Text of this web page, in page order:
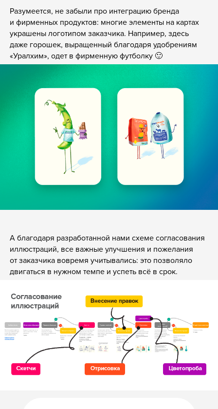
Разумеется, не забыли про интеграцию бренда
и фирменных продуктов: многие элементы на картах
украшены логотипом заказчика. Например, здесь
даже горошек, выращенный благодаря удобрениям
«Уралхим», одет в фирменную футболку 🙂
А благодаря разработанной нами схеме согласования
иллюстраций, все важные улучшения и пожелания
от заказчика вовремя учитывались: это позволяло
двигаться в нужном темпе и успеть всё в срок.